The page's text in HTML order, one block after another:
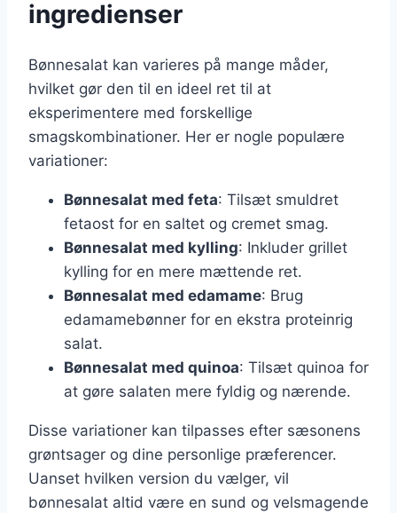
ingredienser
Bønnesalat kan varieres på mange måder,
hvilket gør den til en ideel ret til at
eksperimentere med forskellige
smagskombinationer. Her er nogle populære
variationer:
Bønnesalat med feta: Tilsæt smuldret
fetaost for en saltet og cremet smag.
Bønnesalat med kylling: Inkluder grillet
kylling for en mere mættende ret.
Bønnesalat med edamame: Brug
edamamebønner for en ekstra proteinrig
salat.
Bønnesalat med quinoa: Tilsæt quinoa for
at gøre salaten mere fyldig og nærende.
Disse variationer kan tilpasses efter sæsonens
grøntsager og dine personlige præferencer.
Uanset hvilken version du vælger, vil
bønnesalat altid være en sund og velsmagende